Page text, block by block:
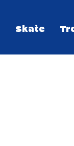
Skate